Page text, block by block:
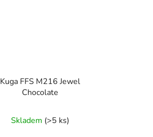
Kuga FFS M216 Jewel
Chocolate
Skladem (>5 ks)